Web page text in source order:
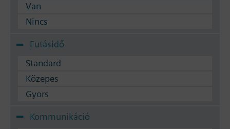
Van
Nincs
Futásidő
Standard
Közepes
Gyors
Kommunikáció